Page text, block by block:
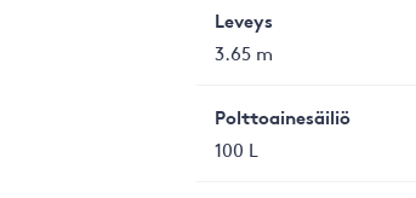
Leveys
3.65 m
Polttoainesäiliö
100 L